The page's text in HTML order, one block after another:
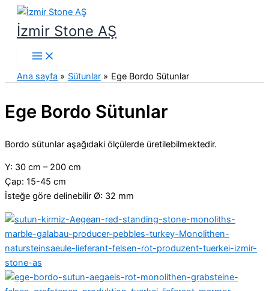
İçeriğe
atlaİzmir Stone AŞ
Ana sayfa Sütunlar Ege Bordo Sütunlar
Ege Bordo Sütunlar
Bordo sütunlar aşağıdaki ölçülerde üretilebilmektedir.
Y: 30 cm – 200 cm
Çap: 15-45 cm
İsteğe göre delinebilir Ø: 32 mm